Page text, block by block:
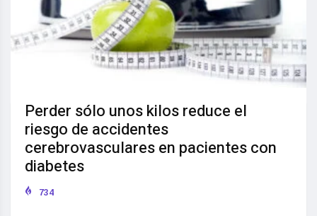
Perder sólo unos kilos reduce el
riesgo de accidentes
cerebrovasculares en pacientes con
diabetes
734